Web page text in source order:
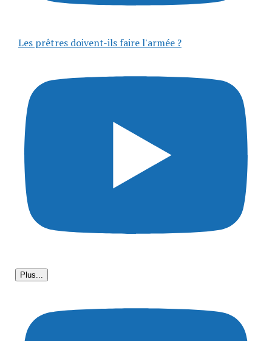
Les prêtres doivent-ils faire l'armée ?
Plus...